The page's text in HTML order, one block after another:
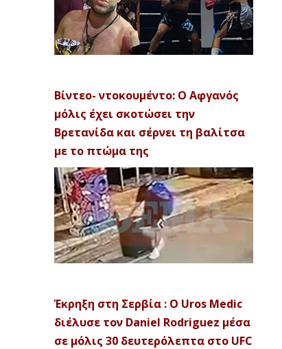
Βίντεο- ντοκουμέντο: Ο Αφγανός
μόλις έχει σκοτώσει την
Βρετανίδα και σέρνει τη βαλίτσα
με το πτώμα της
Έκρηξη στη Σερβία : Ο Uros Medic
διέλυσε τον Daniel Rodriguez μέσα
σε μόλις 30 δευτερόλεπτα στο UFC